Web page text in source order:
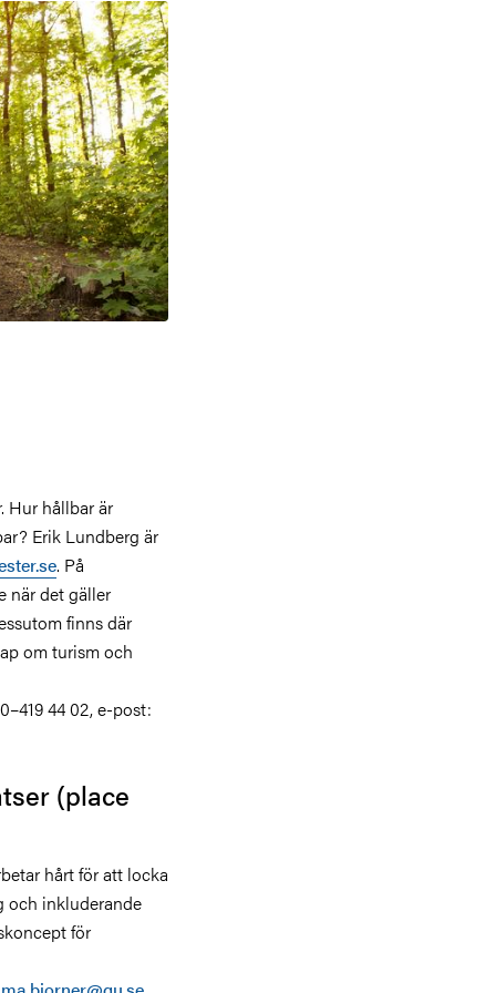
Hur hållbar är
Erik Lundberg är
. På
när det gäller
finns där
om turism och
44 02, e-post:
(place
hårt för att locka
och inkluderande
för